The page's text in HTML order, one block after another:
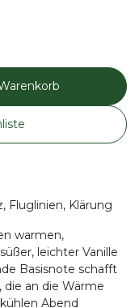
Fluglinien, Klärung
warmen,
leichter Vanille
Basisnote schafft
an die Wärme
Abend